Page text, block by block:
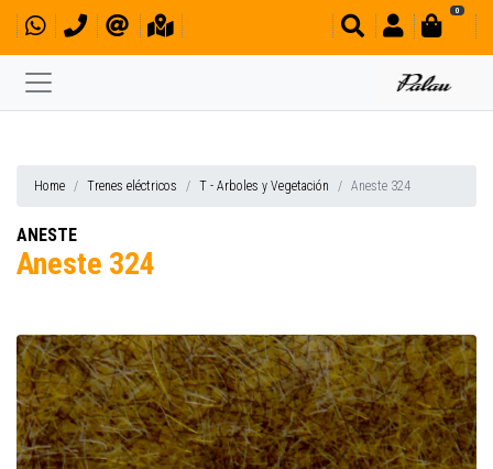
0
Home Trenes eléctricos T - Arboles y Vegetación Aneste 324
ANESTE
Aneste 324